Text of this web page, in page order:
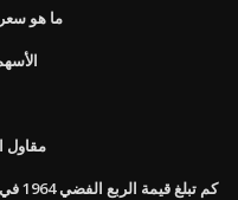
ما هو سعر
مقاول
كم تبلغ قيمة الربع الفضي 1964 في الولايات المتحدة